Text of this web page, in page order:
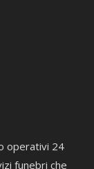
operativi 24
funebri che